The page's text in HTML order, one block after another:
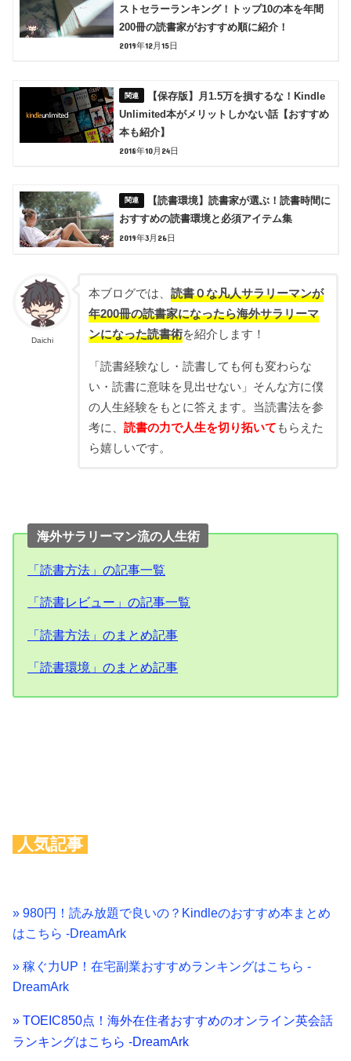
ストセラーランキング！トップ10の本を年間
200冊の読書家がおすすめ順に紹介！
2019年12月15日
【保存版】月1.5万を損するな！Kindle
Unlimited本がメリットしかない話【おすすめ
本も紹介】
2018年10月24日
【読書環境】読書家が選ぶ！読書時間に
おすすめの読書環境と必須アイテム集
2019年3月26日
Daichi
本ブログでは、 読書０な凡人サラリーマンが
年200冊の読書家になったら海外サラリーマ
ンになった読書術を紹介します！
「読書経験なし・読書しても何も変わらな
い・読書に意味を見出せない」そんな方に僕
の人生経験をもとに答えます。当読書法を参
考に、 読書の力で人生を切り拓いて もらえた
ら嬉しいです。
海外サラリーマン流の人生術
「読書方法」の記事一覧
「読書レビュー」の記事一覧
「読書方法」のまとめ記事
「読書環境」のまとめ記事
人気記事
» 980円！読み放題で良いの？Kindleのおすすめ本まとめ
はこちら -DreamArk
» 稼ぐ力UP！在宅副業おすすめランキングはこちら -
DreamArk
» TOEIC850点！海外在住者おすすめのオンライン英会話
ランキングはこちら -DreamArk